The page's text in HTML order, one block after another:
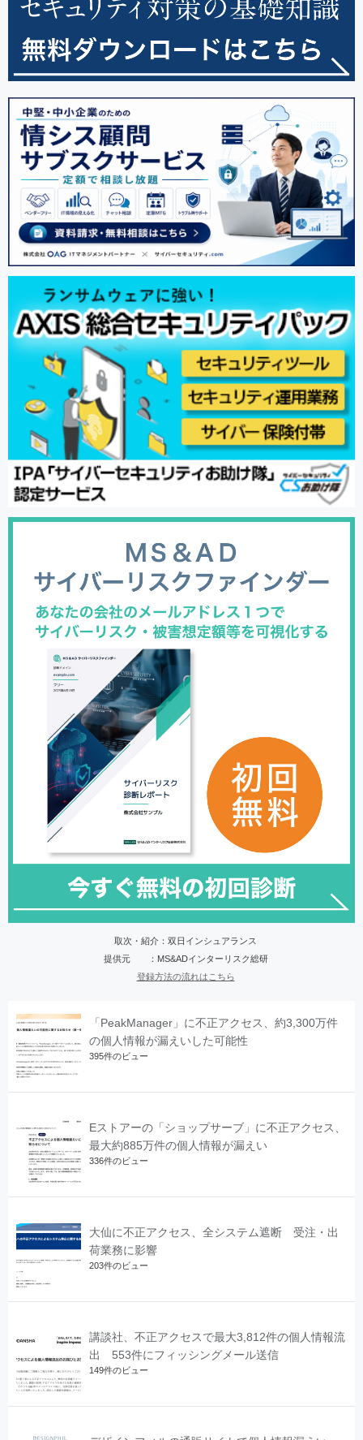
取次・紹介：双日インシュアランス
提供元 ：MS&ADインターリスク総研
登録方法の流れはこちら
「PeakManager」に不正アクセス、約3,300万件
の個人情報が漏えいした可能性
395件のビュー
Eストアーの「ショップサーブ」に不正アクセス、
最大約885万件の個人情報が漏えい
336件のビュー
大仙に不正アクセス、全システム遮断 受注・出
荷業務に影響
203件のビュー
講談社、不正アクセスで最大3,812件の個人情報流
出 553件にフィッシングメール送信
149件のビュー